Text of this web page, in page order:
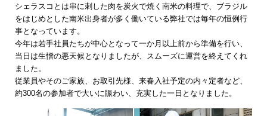
シェラスコとは串に刺した肉を炭火で焼く南米の料理で、ブラジル
をはじめとした南米出身者が多く働いている弊社では毎年の恒例行
事となっています。
今年は若手社員たちが中心となって一か月以上前から準備を行い、
当日は生憎の悪天候となりましたが、スムーズに運営を終えてくれ
ました。
従業員やそのご家族、お取引先様、来春入社予定の内々定者など、
約300名の参加者で大いに賑わい、充実した一日となりました。